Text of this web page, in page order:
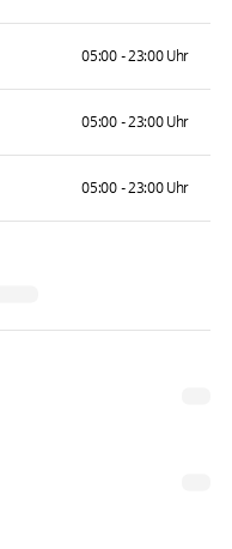
05:00 - 23:00 Uhr
05:00 - 23:00 Uhr
05:00 - 23:00 Uhr